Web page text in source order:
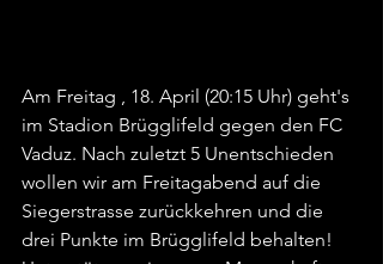
Am Freitag , 18. April (20:15 Uhr) geht's
im Stadion Brügglifeld gegen den FC
Vaduz. Nach zuletzt 5 Unentschieden
wollen wir am Freitagabend auf die
Siegerstrasse zurückkehren und die
drei Punkte im Brügglifeld behalten!